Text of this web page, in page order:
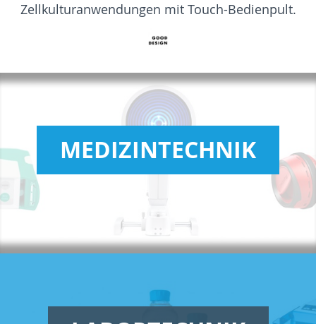
Zellkulturanwendungen mit Touch-Bedienpult.
MEDIZINTECHNIK